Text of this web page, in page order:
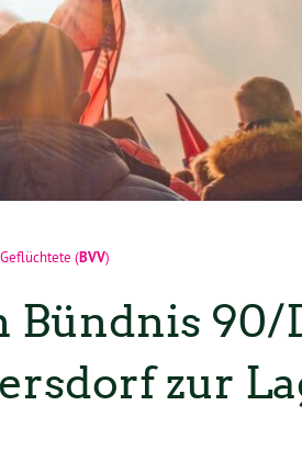
(BVV)
Bündnis 90/
zur